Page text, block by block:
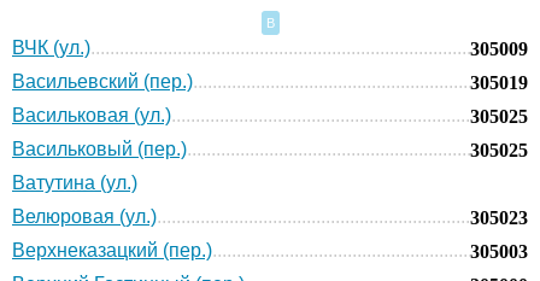
В
ВЧК (ул.)
305009
Васильевский (пер.)
305019
Васильковая (ул.)
305025
Васильковый (пер.)
305025
Ватутина (ул.)
Велюровая (ул.)
305023
Верхнеказацкий (пер.)
305003